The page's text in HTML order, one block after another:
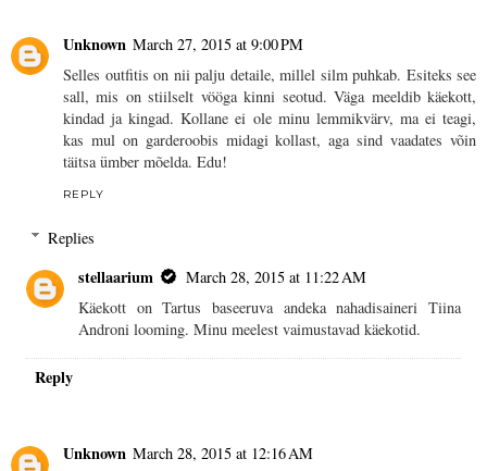
Unknown March 27, 2015 at 9:00 PM
Selles outfitis on nii palju detaile, millel silm puhkab. Esiteks see
sall, mis on stiilselt vööga kinni seotud. Väga meeldib käekott,
kindad ja kingad. Kollane ei ole minu lemmikvärv, ma ei teagi,
kas mul on garderoobis midagi kollast, aga sind vaadates võin
täitsa ümber mõelda. Edu!
REPLY
Replies
stellaarium
March 28, 2015 at 11:22 AM
Käekott on Tartus baseeruva andeka nahadisaineri Tiina
Androni looming. Minu meelest vaimustavad käekotid.
Reply
Unknown March 28, 2015 at 12:16 AM